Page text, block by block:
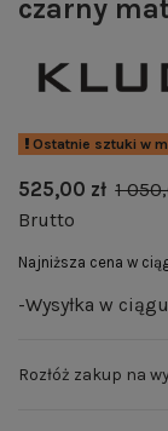
czarny
Ostatnie sztuki w
525,00 zł 1
Brutto
Najniższa cena w
-Wysyłka w
Rozłóż zakup na